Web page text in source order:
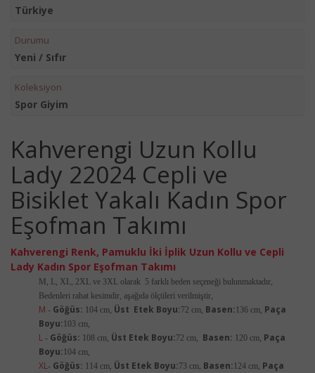
Türkiye
Durumu
Yeni / Sıfır
Koleksiyon
Spor Giyim
Kahverengi Uzun Kollu
Lady 22024 Cepli ve
Bisiklet Yakalı Kadın Spor
Eşofman Takımı
Kahverengi Renk, Pamuklu İki İplik Uzun Kollu ve Cepli
Lady Kadın Spor Eşofman Takımı
M, L, XL, 2XL ve 3XL olarak 5 farklı beden seçeneği bulunmaktadır,
Bedenleri rahat kesimdir, aşağıda ölçüleri verilmiştir,
M - Göğüs: 104 cm, Üst Etek Boyu:72 cm, Basen:136 cm, Paça
Boyu:103 cm,
L - Göğüs: 108 cm, Üst Etek Boyu:72 cm, Basen: 120 cm, Paça
Boyu:104 cm,
XL- Göğüs: 114 cm, Üst Etek Boyu:73 cm, Basen:124 cm, Paça